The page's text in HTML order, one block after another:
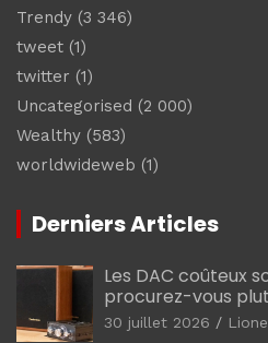
Trendy (3 346)
tweet (1)
twitter (1)
Uncategorised (2 000)
Wealthy (583)
worldwideweb (1)
Derniers Articles
Les DAC coûteux
procurez-vous
30 juillet 2026